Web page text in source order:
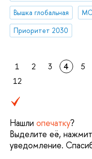
Вышка глобальная
Приоритет 2030
1 2 3 4 5
12
Нашли опечатку?
Выделите её,
уведомление.